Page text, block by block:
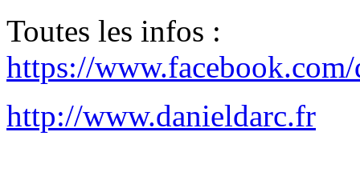
Toutes les infos :
https://
http://www.danieldarc.fr